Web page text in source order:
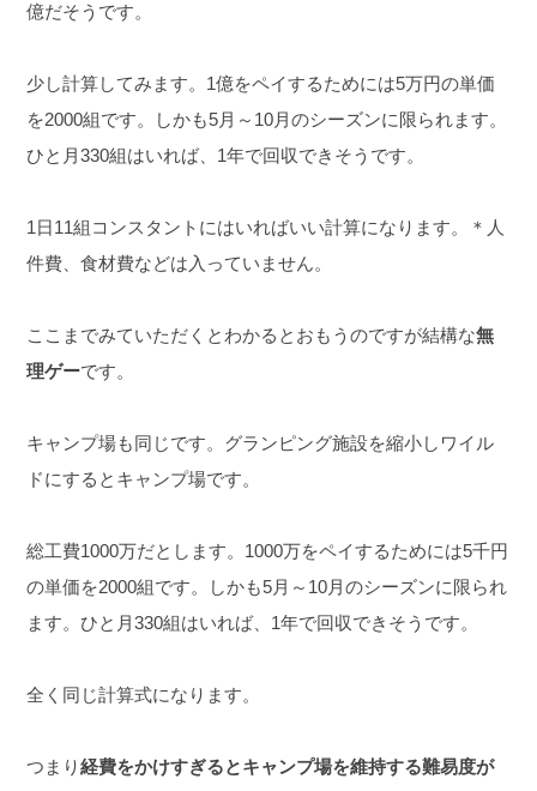
億だそうです。
少し計算してみます。 1億をペイするためには5万円の単価
を2000組です。
しかも5月～10月のシーズンに限られます。
ひと月330組はいれば、1年で回収できそうです。
1日11組コンスタントにはいればいい計算になります。
＊人
件費、食材費などは入っていません。
ここまでみていただくとわかるとおもうのですが結構な無
理ゲーです。
キャンプ場も同じです。 グランピング施設を縮小しワイル
ドにするとキャンプ場です。
総工費1000万だとします。 1000万をペイするためには5千円
の単価を2000組です。
しかも5月～10月のシーズンに限られ
ます。ひと月330組はいれば、1年で回収できそうです。
全く同じ計算式になります。
つまり経費をかけすぎるとキャンプ場を維持する難易度が